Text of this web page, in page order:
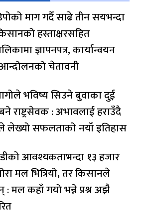
माग गर्दै साढे तीन सयभन्दा
हस्ताक्षरसहित
ज्ञापनपत्र, कार्यान्वयन
चेतावनी
भविष्य सिउने बुवाका दुई
राष्ट्रसेवक : अभावलाई हराउँदै
लेख्यो सफलताको नयाँ इतिहास
आवश्यकताभन्दा १३ हजार
मल भित्रियो, तर किसानले
: मल कहाँ गयो भन्ने प्रश्न अझै